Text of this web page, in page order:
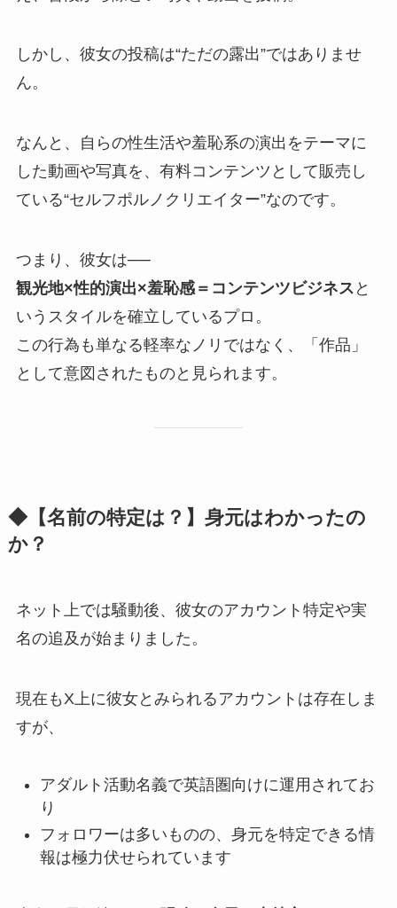
しかし、彼女の投稿は“ただの露出”ではありませ
ん。
なんと、自らの性生活や羞恥系の演出をテーマに
した動画や写真を、有料コンテンツとして販売し
ている“セルフポルノクリエイター”なのです。
つまり、彼女は──
観光地×性的演出×羞恥感＝コンテンツビジネス と
いうスタイルを確立しているプロ。
この行為も単なる軽率なノリではなく、「作品」
として意図されたものと見られます。
◆【名前の特定は？】身元はわかったの
か？
ネット上では騒動後、彼女のアカウント特定や実
名の追及が始まりました。
現在もX上に彼女とみられるアカウントは存在しま
すが、
アダルト活動名義で英語圏向けに運用されてお
り
フォロワーは多いものの、身元を特定できる情
報は極力伏せられています